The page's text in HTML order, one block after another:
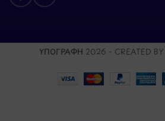
ΥΠΟΓΡΑΦΗ 2026 - CREATED BY